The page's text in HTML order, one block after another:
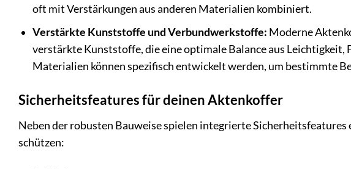
oft mit Verstärkungen aus anderen Materialien kombiniert.
Verstärkte Kunststoffe und Verbundwerkstoffe: Moderne
verstärkte Kunststoffe, die eine optimale Balance aus
Materialien können spezifisch entwickelt werden, um bestimmte
Sicherheitsfeatures für deinen Aktenkoffer
Neben der robusten Bauweise spielen integrierte Sicherheitsfeatures
schützen: